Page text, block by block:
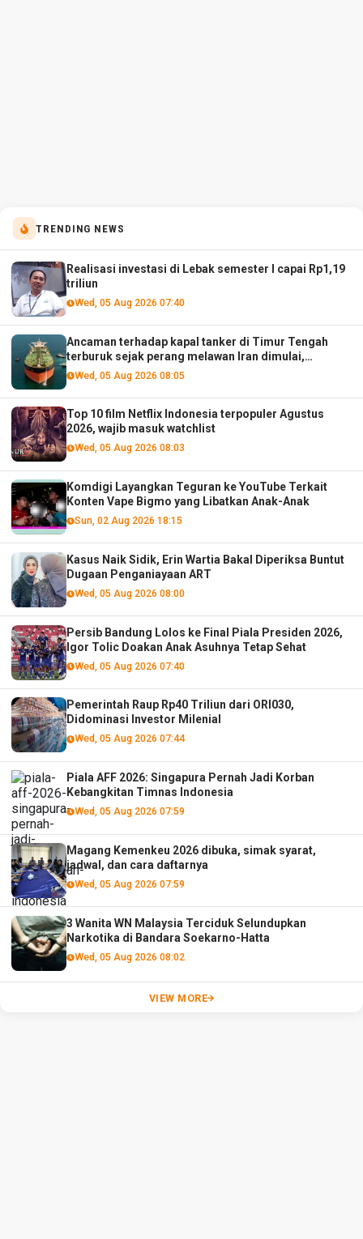
TRENDING NEWS
Realisasi investasi di Lebak semester I capai Rp1,19
triliun
Wed, 05 Aug 2026 07:40
Ancaman terhadap kapal tanker di Timur Tengah
terburuk sejak perang melawan Iran dimulai,
menurut analis
Wed, 05 Aug 2026 08:05
Top 10 film Netflix Indonesia terpopuler Agustus
2026, wajib masuk watchlist
Wed, 05 Aug 2026 08:03
Komdigi Layangkan Teguran ke YouTube Terkait
Konten Vape Bigmo yang Libatkan Anak-Anak
Sun, 02 Aug 2026 18:15
Kasus Naik Sidik, Erin Wartia Bakal Diperiksa Buntut
Dugaan Penganiayaan ART
Wed, 05 Aug 2026 08:00
Persib Bandung Lolos ke Final Piala Presiden 2026,
Igor Tolic Doakan Anak Asuhnya Tetap Sehat
Wed, 05 Aug 2026 07:40
Pemerintah Raup Rp40 Triliun dari ORI030,
Didominasi Investor Milenial
Wed, 05 Aug 2026 07:44
Piala AFF 2026: Singapura Pernah Jadi Korban
Kebangkitan Timnas Indonesia
Wed, 05 Aug 2026 07:59
Magang Kemenkeu 2026 dibuka, simak syarat,
jadwal, dan cara daftarnya
Wed, 05 Aug 2026 07:59
3 Wanita WN Malaysia Terciduk Selundupkan
Narkotika di Bandara Soekarno-Hatta
Wed, 05 Aug 2026 08:02
VIEW MORE